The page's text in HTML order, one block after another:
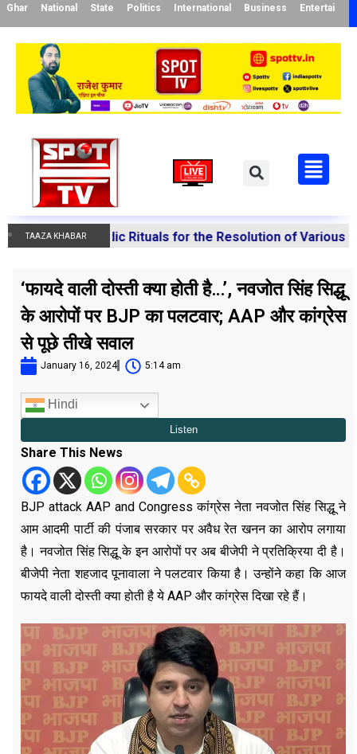
Ghar National State Politics International Business
TAAZA KHABAR
Vedic Rituals for the Resolution of Various Doshas
‘फायदे वाली दोस्ती क्या होती है…’, नवजोत सिंह सिद्धू
के आरोपों पर BJP का पलटवार; AAP और कांग्रेस
से पूछे तीखे सवाल
January 16, 2024 5:14 am
Hindi
Share This News
BJP attack AAP and Congress कांग्रेस नेता नवजोत सिंह सिद्धू ने
आम आदमी पार्टी की पंजाब सरकार पर अवैध रेत खनन का आरोप लगाया
है। नवजोत सिंह सिद्धू के इन आरोपों पर अब बीजेपी ने प्रतिक्रिया दी है।
बीजेपी नेता शहजाद पूनावाला ने पलटवार किया है। उन्होंने कहा कि आज
फायदे वाली दोस्ती क्या होती है ये AAP और कांग्रेस दिखा रहे हैं।